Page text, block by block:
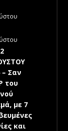
– Σαν
του
με 7
και